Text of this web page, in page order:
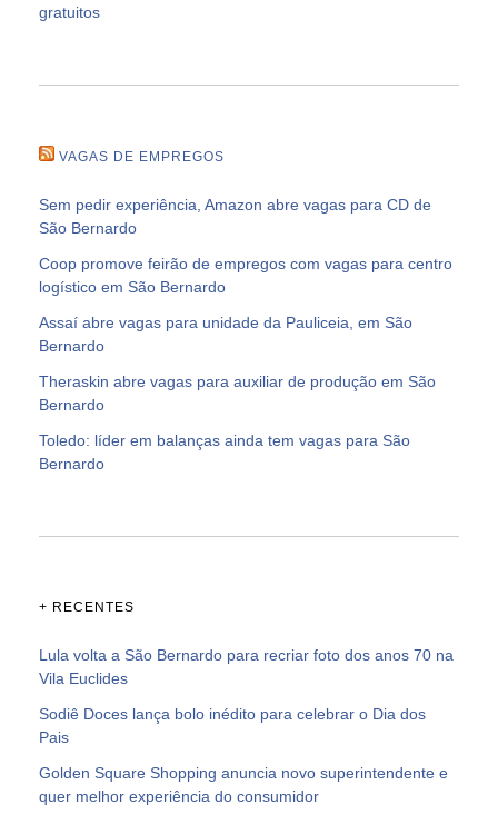
gratuitos
VAGAS DE EMPREGOS
Sem pedir experiência, Amazon abre vagas para CD de
São Bernardo
Coop promove feirão de empregos com vagas para centro
logístico em São Bernardo
Assaí abre vagas para unidade da Pauliceia, em São
Bernardo
Theraskin abre vagas para auxiliar de produção em São
Bernardo
Toledo: líder em balanças ainda tem vagas para São
Bernardo
+ RECENTES
Lula volta a São Bernardo para recriar foto dos anos 70 na
Vila Euclides
Sodiê Doces lança bolo inédito para celebrar o Dia dos
Pais
Golden Square Shopping anuncia novo superintendente e
quer melhor experiência do consumidor